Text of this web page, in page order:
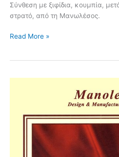
Σύνθεση με ξιφίδια, κουμπία,
στρατό, από τη Μανωλέσος.
Read More »